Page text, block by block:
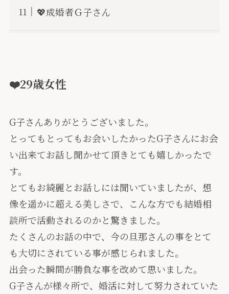
💖成婚者Ｇ子さん
❤️29歳女性
G子さんありがとうございました。
とってもとってもお会いしたかったG子さんにお会
い出来てお話し聞かせて頂きとても嬉しかったで
す。
とてもお綺麗とお話しには聞いていましたが、想
像を遥かに超える美しさで、こんな方でも結婚相
談所で活動されるのかと驚きました。
たくさんのお話の中で、今の旦那さんの事をとて
も大切にされている事が感じられました。
出会った瞬間が勝負な事を改めて思いました。
G子さんが様々所で、婚活に対して努力されていた